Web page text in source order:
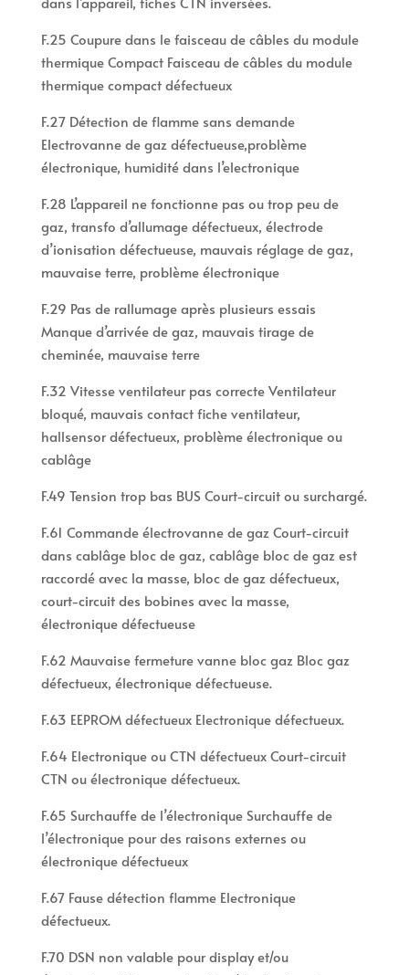
F.25 Coupure dans le faisceau de câbles du module
thermique Compact Faisceau de câbles du module
thermique compact défectueux
F.27 Détection de flamme sans demande
Electrovanne de gaz défectueuse,problème
électronique, humidité dans l’electronique
F.28 L’appareil ne fonctionne pas ou trop peu de
gaz, transfo d’allumage défectueux, électrode
d’ionisation défectueuse, mauvais réglage de gaz,
mauvaise terre, problème électronique
F.29 Pas de rallumage après plusieurs essais
Manque d’arrivée de gaz, mauvais tirage de
cheminée, mauvaise terre
F.32 Vitesse ventilateur pas correcte Ventilateur
bloqué, mauvais contact fiche ventilateur,
hallsensor défectueux, problème électronique ou
cablâge
F.49 Tension trop bas BUS Court-circuit ou surchargé.
F.61 Commande électrovanne de gaz Court-circuit
dans cablâge bloc de gaz, cablâge bloc de gaz est
raccordé avec la masse, bloc de gaz défectueux,
court-circuit des bobines avec la masse,
électronique défectueuse
F.62 Mauvaise fermeture vanne bloc gaz Bloc gaz
défectueux, électronique défectueuse.
F.63 EEPROM défectueux Electronique défectueux.
F.64 Electronique ou CTN défectueux Court-circuit
CTN ou électronique défectueux.
F.65 Surchauffe de l’électronique Surchauffe de
l’électronique pour des raisons externes ou
électronique défectueux
F.67 Fause détection flamme Electronique
défectueux.
F.70 DSN non valable pour display et/ou